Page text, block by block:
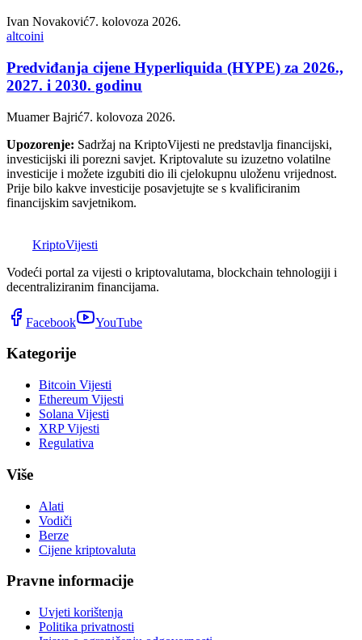
Ivan Novaković7. kolovoza 2026.
altcoini
Predviđanja cijene Hyperliquida (HYPE) za 2026.,
2027. i 2030. godinu
Muamer Bajrić7. kolovoza 2026.
Upozorenje: Sadržaj na KriptoVijesti ne predstavlja financijski,
investicijski ili porezni savjet. Kriptovalute su izuzetno volatilne
investicije i možete izgubiti dio ili cjelokupnu uloženu vrijednost.
Prije bilo kakve investicije posavjetujte se s kvalificiranim
financijskim savjetnikom.
KriptoVijesti
Vodeći portal za vijesti o kriptovalutama, blockchain tehnologiji i
decentraliziranim financijama.
Facebook YouTube
Kategorije
Bitcoin Vijesti
Ethereum Vijesti
Solana Vijesti
XRP Vijesti
Regulativa
Više
Alati
Vodiči
Berze
Cijene kriptovaluta
Pravne informacije
Uvjeti korištenja
Politika privatnosti